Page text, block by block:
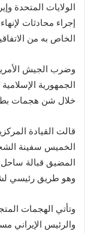
إجراء محادثات
الخاص به من
وضرب الجيش
الجمهورية
خلال شن هجمات
المضيق قبالة
وهو طريق رئيسي
وتأتي الهجمات
والرئيس الإيراني